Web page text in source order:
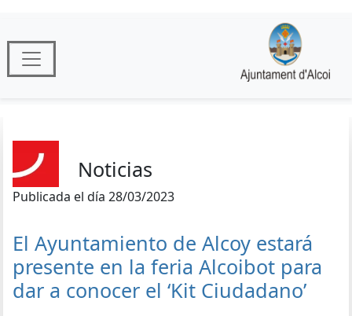
Noticias
Publicada el día 28/03/2023
El Ayuntamiento de Alcoy estará
presente en la feria Alcoibot para
dar a conocer el ‘Kit Ciudadano’